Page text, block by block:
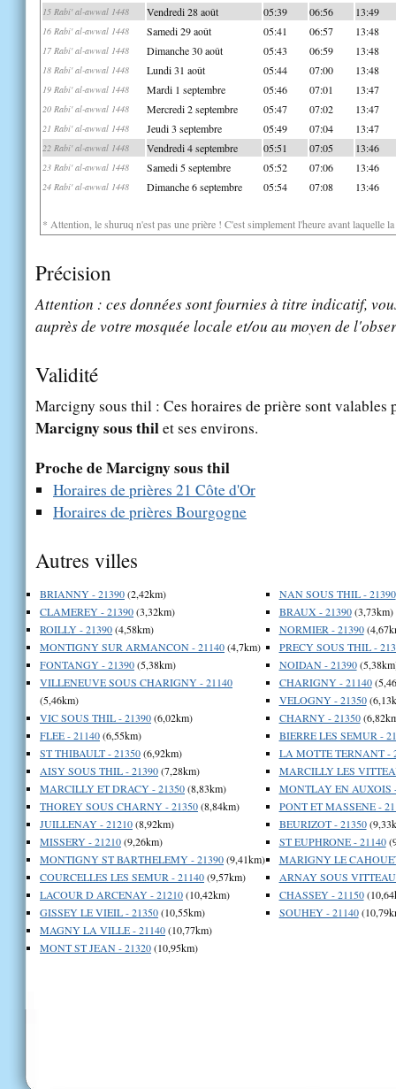
15 Rabi' al-awwal 1448 Vendredi 28 août 05:39 06:56 13:49
16 Rabi' al-awwal 1448 Samedi 29 août 05:41 06:57 13:48
17 Rabi' al-awwal 1448 Dimanche 30 août 05:43 06:59 13:48
18 Rabi' al-awwal 1448 Lundi 31 août 05:44 07:00 13:48
19 Rabi' al-awwal 1448 Mardi 1 septembre 05:46 07:01 13:47
20 Rabi' al-awwal 1448 Mercredi 2 septembre 05:47 07:02 13:47
21 Rabi' al-awwal 1448 Jeudi 3 septembre 05:49 07:04 13:47
22 Rabi' al-awwal 1448 Vendredi 4 septembre 05:51 07:05 13:46
23 Rabi' al-awwal 1448 Samedi 5 septembre 05:52 07:06 13:46
24 Rabi' al-awwal 1448 Dimanche 6 septembre 05:54 07:08 13:46
* Attention, le shuruq n'est pas une prière ! C'est simplement l'heure avant laquelle
Précision
Attention : ces données sont fournies à titre indicatif,
auprès de votre mosquée locale et/ou au moyen de
Validité
Marcigny sous thil : Ces horaires de prière sont valables
Marcigny sous thilet ses environs.
Proche de Marcigny sous thil
Horaires de prières 21 Côte d'Or
Horaires de prières Bourgogne
Autres villes
BRIANNY - 21390(2,42km)
CLAMEREY - 21390(3,32km)
ROILLY - 21390(4,58km)
MONTIGNY SUR ARMANCON - 21140(4,7km)
FONTANGY - 21390(5,38km)
VILLENEUVE SOUS CHARIGNY - 21140
(5,46km)
VIC SOUS THIL - 21390(6,02km)
FLEE - 21140(6,55km)
ST THIBAULT - 21350(6,92km)
AISY SOUS THIL - 21390(7,28km)
MARCILLY ET DRACY - 21350(8,83km)
THOREY SOUS CHARNY - 21350(8,84km)
JUILLENAY - 21210(8,92km)
MISSERY - 21210(9,26km)
MONTIGNY ST BARTHELEMY - 21390(9,41km)
COURCELLES LES SEMUR - 21140(9,57km)
LACOUR D ARCENAY - 21210(10,42km)
GISSEY LE VIEIL - 21350(10,55km)
MAGNY LA VILLE - 21140(10,77km)
MONT ST JEAN - 21320(10,95km)
NAN SOUS THIL - 21390
BRAUX - 21390(3,73km)
NORMIER - 21390
PRECY SOUS THIL -
NOIDAN - 21390
CHARIGNY - 21140
VELOGNY - 21350
CHARNY - 21350
BIERRE LES SEMUR -
LA MOTTE TERNANT -
MARCILLY LES
MONTLAY EN AUXOIS
PONT ET MASSENE -
BEURIZOT - 21350
ST EUPHRONE - 21140
MARIGNY LE
ARNAY SOUS
CHASSEY - 21150
SOUHEY - 21140